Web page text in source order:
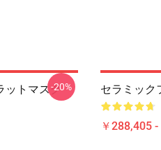
ットマスク-20% セラミック
￥288,405